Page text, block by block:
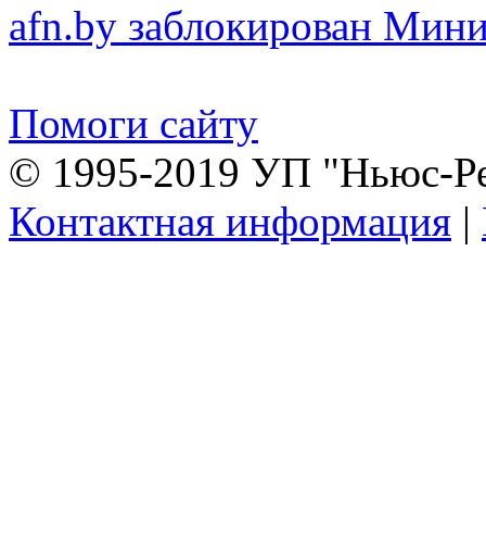
afn.by заблокирован
Помоги сайту
© 1995-2019 УП "Ньюс-
Контактная информация |